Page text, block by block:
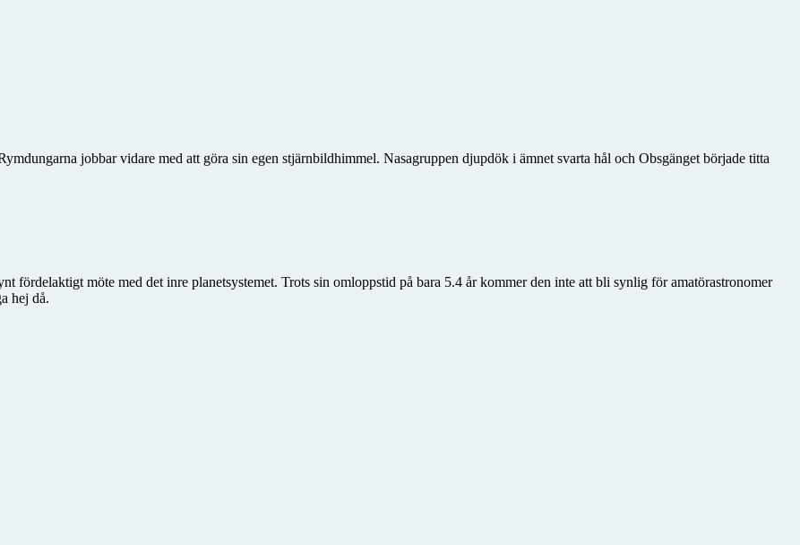
jobbar vidare med att göra sin egen stjärnbildhimmel. Nasagruppen djupdök i ämnet svarta hål och Obsgänget började titta
fördelaktigt möte med det inre planetsystemet. Trots sin omloppstid på bara 5.4 år kommer den inte att bli synlig för amatörastronomer
hej då.